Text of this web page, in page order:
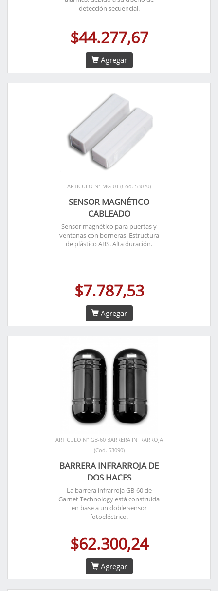
detección secuencial.
$44.277,67
Agregar
ARTICULO N° MG-01 (Cod. 53070)
SENSOR MAGNÉTICO
CABLEADO
Sensor magnético para puertas y
ventanas con borneras. Estructura
de plástico ABS. Alta duración.
$7.787,53
Agregar
ARTICULO N° GB-60 BARRERA INFRARROJA
(Cod. 53090)
BARRERA INFRARROJA DE
DOS HACES
La barrera infrarroja GB-60 de
Garnet Technology está construida
en base a un doble sensor
fotoeléctrico.
$62.300,24
Agregar